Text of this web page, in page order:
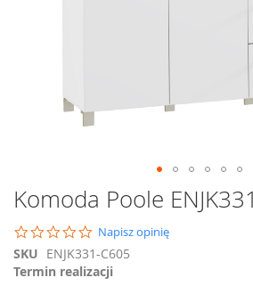
Przejdź
na
początek
galerii
Komoda Poole
0.0
star
rating
Napisz opinię
SKU ENJK331-C605
Termin realizacji